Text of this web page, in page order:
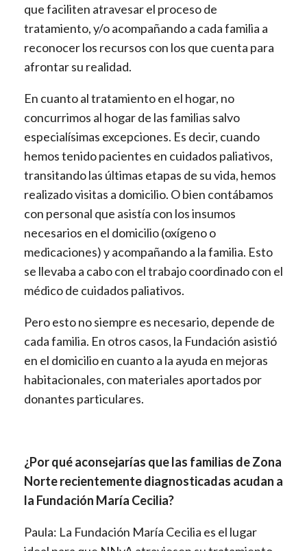
que faciliten atravesar el proceso de
tratamiento, y/o acompañando a cada familia a
reconocer los recursos con los que cuenta para
afrontar su realidad.
En cuanto al tratamiento en el hogar, no
concurrimos al hogar de las familias salvo
especialísimas excepciones. Es decir, cuando
hemos tenido pacientes en cuidados paliativos,
transitando las últimas etapas de su vida, hemos
realizado visitas a domicilio. O bien contábamos
con personal que asistía con los insumos
necesarios en el domicilio (oxígeno o
medicaciones) y acompañando a la familia. Esto
se llevaba a cabo con el trabajo coordinado con el
médico de cuidados paliativos.
Pero esto no siempre es necesario, depende de
cada familia. En otros casos, la Fundación asistió
en el domicilio en cuanto a la ayuda en mejoras
habitacionales, con materiales aportados por
donantes particulares.
¿Por qué aconsejarías que las familias de Zona
Norte recientemente diagnosticadas acudan a
la Fundación María Cecilia?
Paula: La Fundación María Cecilia es el lugar